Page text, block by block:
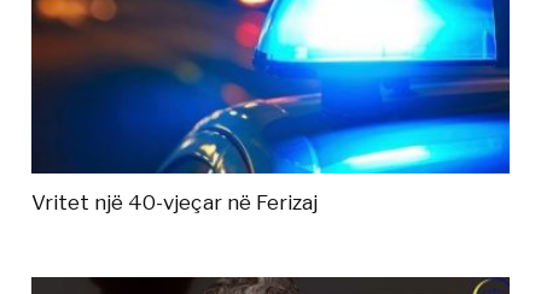
Vritet një 40-vjeçar në Ferizaj